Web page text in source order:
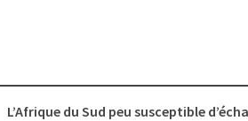
L’Afrique du Sud peu susceptible